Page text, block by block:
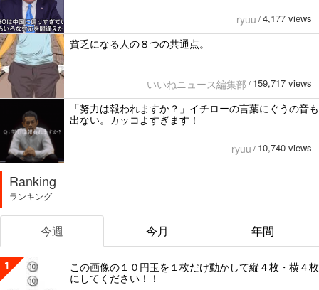
ryuu / 4,177 views
貧乏になる人の８つの共通点。
いいねニュース編集部 / 159,717 views
「努力は報われますか？」イチローの言葉にぐうの音も
出ない。カッコよすぎます！
ryuu / 10,740 views
Ranking
ランキング
今週 今月 年間
1
この画像の１０円玉を１枚だけ動かして縦４枚・横４枚
にしてください！！